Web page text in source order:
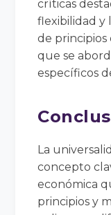
críticas
flexibilidad y
de principios
que se
específicos
La
concepto
económica
principios y